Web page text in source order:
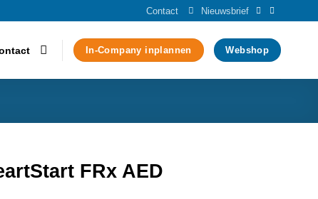
Contact Nieuwsbrief
In-Company inplannen Webshop
FRx AED